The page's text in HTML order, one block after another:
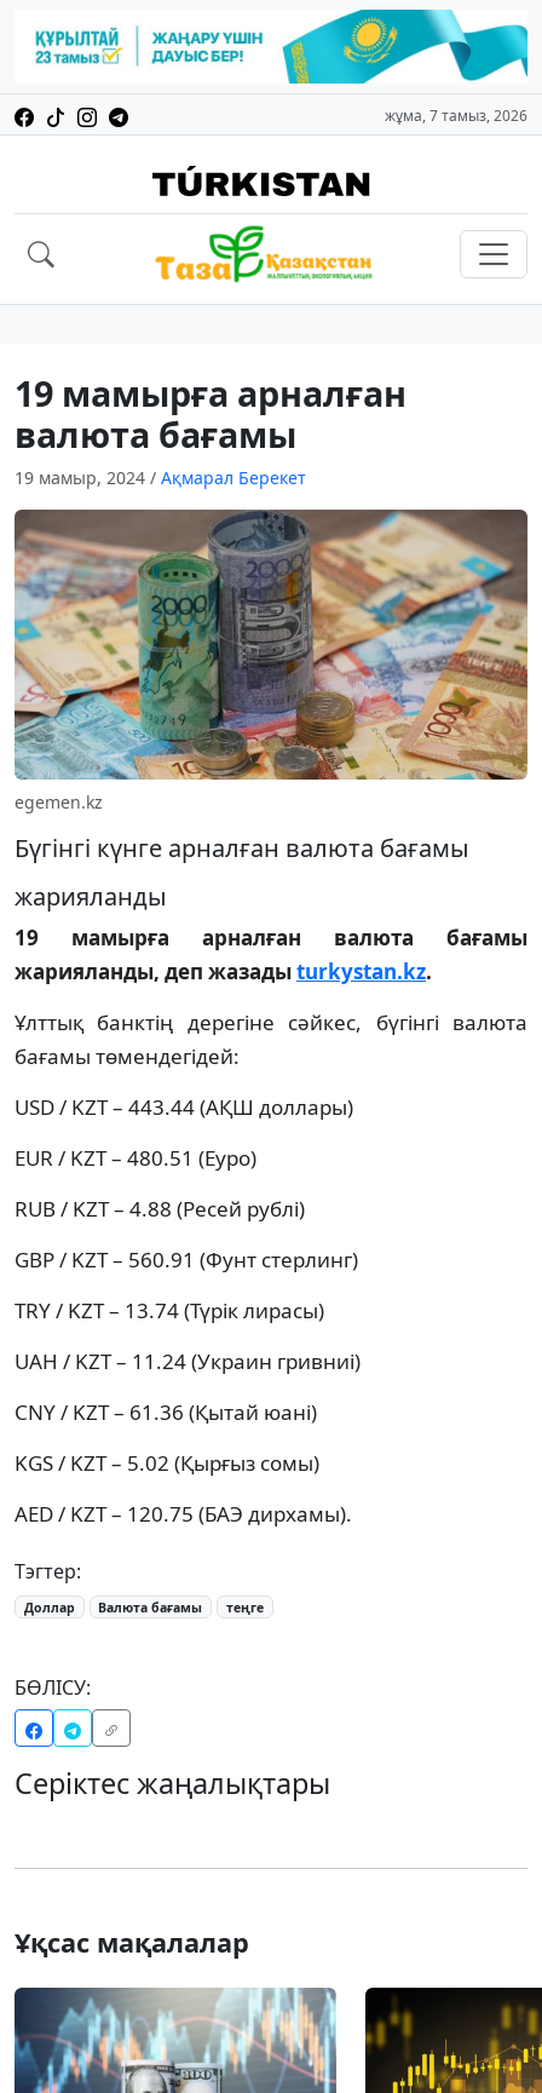
жұма, 7 тамыз, 2026
19 мамырға арналған
валюта бағамы
19 мамыр, 2024 / Ақмарал Берекет
egemen.kz
Бүгінгі күнге арналған валюта бағамы
жарияланды
19 мамырға арналған валюта бағамы
жарияланды, деп жазадыturkystan.kz.
Ұлттық банктің дерегіне сәйкес, бүгінгі валюта
бағамы төмендегідей:
USD / KZT – 443.44 (АҚШ доллары)
EUR / KZT – 480.51 (Еуро)
RUB / KZT – 4.88 (Ресей рублі)
GBP / KZT – 560.91 (Фунт стерлинг)
TRY / KZT – 13.74 (Түрік лирасы)
UAH / KZT – 11.24 (Украин гривниі)
CNY / KZT – 61.36 (Қытай юані)
KGS / KZT – 5.02 (Қырғыз сомы)
AED / KZT – 120.75 (БАЭ дирхамы).
Тэгтер:
Доллар Валюта бағамы теңге
БӨЛІСУ:
Серіктес жаңалықтары
Ұқсас мақалалар